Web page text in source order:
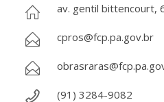
av. gentil bittencourt,
cpros@fcp.pa.gov.br
(91) 3284-9082